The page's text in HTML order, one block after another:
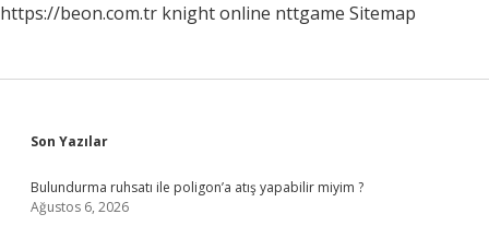
https://beon.com.tr knight online nttgame Sitemap
Sidebar
Son Yazılar
Bulundurma ruhsatı ile poligon’a atış yapabilir miyim ?
Ağustos 6, 2026